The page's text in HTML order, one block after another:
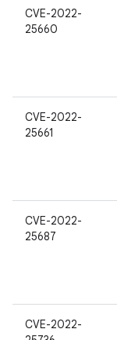
CVE-2022-
25660
CVE-2022-
25661
CVE-2022-
25687
CVE-2022-